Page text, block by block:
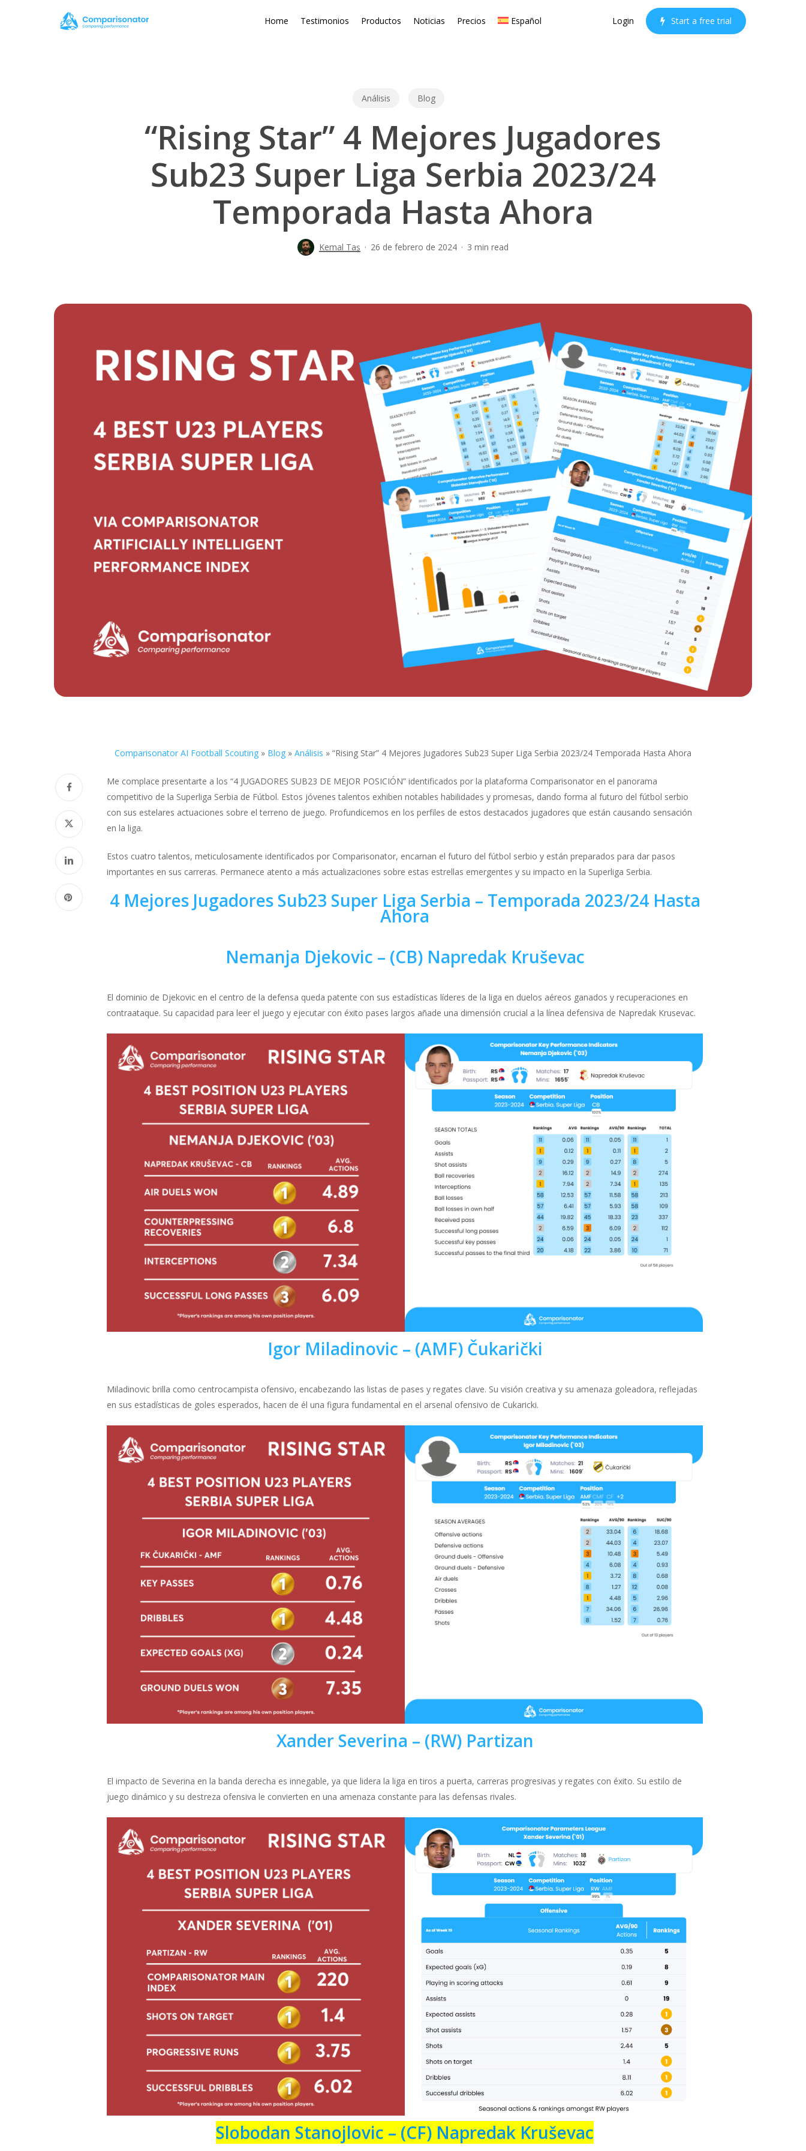
Home Testimonios Productos Noticias Precios Español Login Start a free trial
Análisis Blog
“Rising Star” 4 Mejores Jugadores
Sub23 Super Liga Serbia 2023/24
Temporada Hasta Ahora
Kemal Taş 26 de febrero de 2024 3 min read
Comparisonator AI Football Scouting » Blog » Análisis » “Rising Star” 4 Mejores Jugadores Sub23 Super Liga Serbia 2023/24 Temporada Hasta Ahora
Me complace presentarte a los “4 JUGADORES SUB23 DE MEJOR POSICIÓN” identificados por la plataforma Comparisonator en el panorama
competitivo de la Superliga Serbia de Fútbol. Estos jóvenes talentos exhiben notables habilidades y promesas, dando forma al futuro del fútbol serbio
con sus estelares actuaciones sobre el terreno de juego. Profundicemos en los perfiles de estos destacados jugadores que están causando sensación
en la liga.
Estos cuatro talentos, meticulosamente identificados por Comparisonator, encarnan el futuro del fútbol serbio y están preparados para dar pasos
importantes en sus carreras. Permanece atento a más actualizaciones sobre estas estrellas emergentes y su impacto en la Superliga Serbia.
4 Mejores Jugadores Sub23 Super Liga Serbia – Temporada 2023/24 Hasta
Ahora
Nemanja Djekovic – (CB) Napredak Kruševac
El dominio de Djekovic en el centro de la defensa queda patente con sus estadísticas líderes de la liga en duelos aéreos ganados y recuperaciones en
contraataque. Su capacidad para leer el juego y ejecutar con éxito pases largos añade una dimensión crucial a la línea defensiva de Napredak Krusevac.
Igor Miladinovic – (AMF) Čukarički
Miladinovic brilla como centrocampista ofensivo, encabezando las listas de pases y regates clave. Su visión creativa y su amenaza goleadora, reflejadas
en sus estadísticas de goles esperados, hacen de él una figura fundamental en el arsenal ofensivo de Cukaricki.
Xander Severina – (RW) Partizan
El impacto de Severina en la banda derecha es innegable, ya que lidera la liga en tiros a puerta, carreras progresivas y regates con éxito. Su estilo de
juego dinámico y su destreza ofensiva le convierten en una amenaza constante para las defensas rivales.
Slobodan Stanojlovic – (CF) Napredak Kruševac